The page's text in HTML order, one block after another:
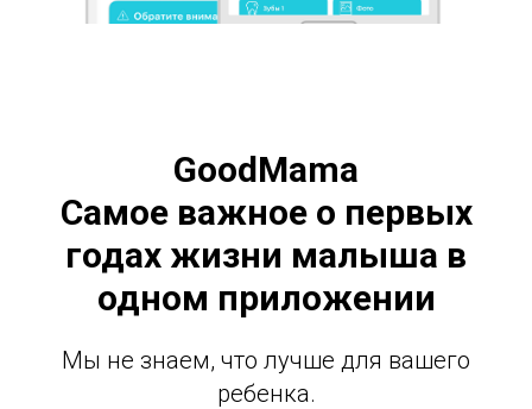
GoodMama
Самое важное о первых
годах жизни малыша в
одном приложении
Мы не знаем, что лучше для вашего
ребенка.